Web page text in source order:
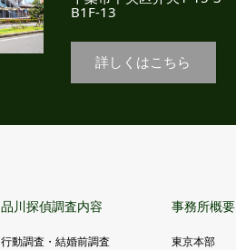
B1F-13
詳しくはこちら
品川探偵調査内容
行動調査・結婚前調査
事務所概要
東京本部